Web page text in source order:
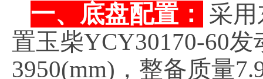
一、底盘配置：
采用
置玉柴YCY30170-60
3950(mm)，整备质量